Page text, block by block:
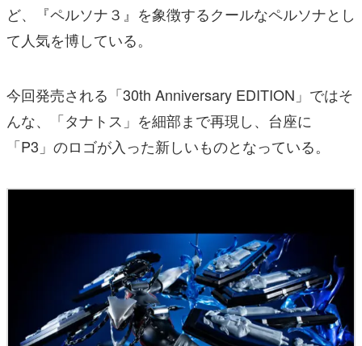
ど、『ペルソナ３』を象徴するクールなペルソナとし
て人気を博している。
今回発売される「30th Anniversary EDITION」ではそ
んな、「タナトス」を細部まで再現し、台座に
「P3」のロゴが入った新しいものとなっている。